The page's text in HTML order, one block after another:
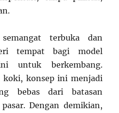
terbuka dan
tempat bagi model
untuk berkembang.
koki, konsep ini menjadi
bebas dari batasan
Dengan demikian,